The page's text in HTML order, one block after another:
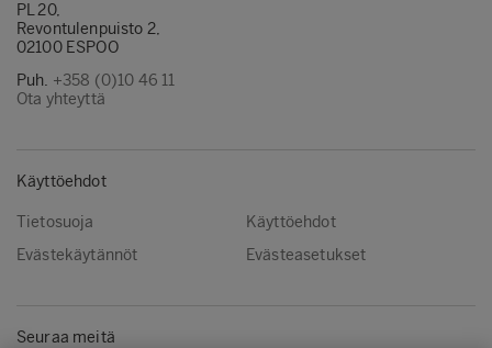
PL 20,
Revontulenpuisto 2,
02100 ESPOO
Puh. +358 (0)10 46 11
Ota yhteyttä
Käyttöehdot
Tietosuoja
Käyttöehdot
Evästekäytännöt
Evästeasetukset
Seuraa meitä